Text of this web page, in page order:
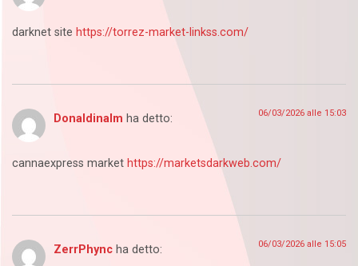
darknet site https://torrez-market-linkss.com/
Donaldinalm ha detto: 06/03/2026 alle 15:03
cannaexpress market https://marketsdarkweb.com/
ZerrPhync ha detto: 06/03/2026 alle 15:05